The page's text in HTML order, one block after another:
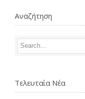
Αναζήτηση
Τελευταία Νέα